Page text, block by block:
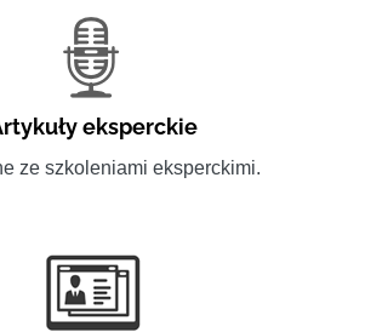
eksperckie
ze szkoleniami eksperckimi.